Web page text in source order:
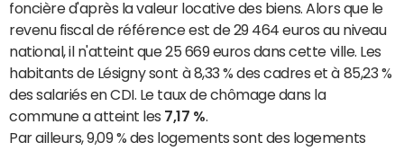
foncière d'après la valeur locative des biens. Alors que le
revenu fiscal de référence est de 29 464 euros au niveau
national, il n'atteint que 25 669 euros dans cette ville. Les
habitants de Lésigny sont à 8,33 % des cadres et à 85,23 %
des salariés en CDI. Le taux de chômage dans la
commune a atteint les 7,17 %.
Par ailleurs, 9,09 % des logements sont des logements